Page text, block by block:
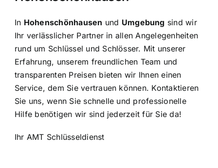
In Hohenschönhausen und Umgebung sind wir
Ihr verlässlicher Partner in allen Angelegenheiten
rund um Schlüssel und Schlösser. Mit unserer
Erfahrung, unserem freundlichen Team und
transparenten Preisen bieten wir Ihnen einen
Service, dem Sie vertrauen können. Kontaktieren
Sie uns, wenn Sie schnelle und professionelle
Hilfe benötigen wir sind jederzeit für Sie da!
Ihr AMT Schlüsseldienst